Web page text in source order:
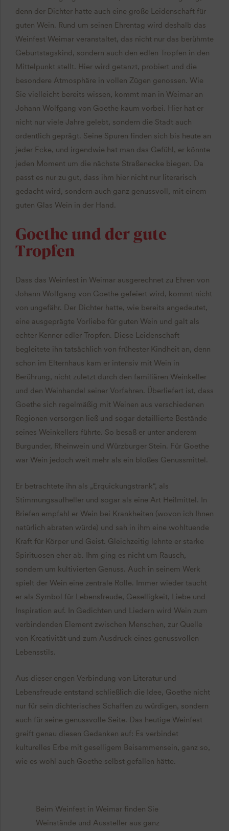
denn der Dichter hatte auch eine große Leidenschaft für
guten Wein. Rund um seinen Ehrentag wird deshalb das
Weinfest Weimar veranstaltet, das nicht nur das berühmte
Geburtstagskind, sondern auch den edlen Tropfen in den
Mittelpunkt stellt. Hier wird getanzt, probiert und die
besondere Atmosphäre in vollen Zügen genossen. Wie
Sie vielleicht bereits wissen, kommt man in Weimar an
Johann Wolfgang von Goethe kaum vorbei. Hier hat er
nicht nur viele Jahre gelebt, sondern die Stadt auch
ordentlich geprägt. Seine Spuren finden sich bis heute an
jeder Ecke, und irgendwie hat man das Gefühl, er könnte
jeden Moment um die nächste Straßenecke biegen. Da
passt es nur zu gut, dass ihm hier nicht nur literarisch
gedacht wird, sondern auch ganz genussvoll, mit einem
guten Glas Wein in der Hand.
Goethe und der gute
Tropfen
Dass das Weinfest in Weimar ausgerechnet zu Ehren von
Johann Wolfgang von Goethe gefeiert wird, kommt nicht
von ungefähr. Der Dichter hatte, wie bereits angedeutet,
eine ausgeprägte Vorliebe für guten Wein und galt als
echter Kenner edler Tropfen. Diese Leidenschaft
begleitete ihn tatsächlich von frühester Kindheit an, denn
schon im Elternhaus kam er intensiv mit Wein in
Berührung, nicht zuletzt durch den familiären Weinkeller
und den Weinhandel seiner Vorfahren. Überliefert ist, dass
Goethe sich regelmäßig mit Weinen aus verschiedenen
Regionen versorgen ließ und sogar detaillierte Bestände
seines Weinkellers führte. So besaß er unter anderem
Burgunder, Rheinwein und Würzburger Stein. Für Goethe
war Wein jedoch weit mehr als ein bloßes Genussmittel.
Er betrachtete ihn als „Erquickungstrank“, als
Stimmungsaufheller und sogar als eine Art Heilmittel. In
Briefen empfahl er Wein bei Krankheiten (wovon ich Ihnen
natürlich abraten würde) und sah in ihm eine wohltuende
Kraft für Körper und Geist. Gleichzeitig lehnte er starke
Spirituosen eher ab. Ihm ging es nicht um Rausch,
sondern um kultivierten Genuss. Auch in seinem Werk
spielt der Wein eine zentrale Rolle. Immer wieder taucht
er als Symbol für Lebensfreude, Geselligkeit, Liebe und
Inspiration auf. In Gedichten und Liedern wird Wein zum
verbindenden Element zwischen Menschen, zur Quelle
von Kreativität und zum Ausdruck eines genussvollen
Lebensstils.
Aus dieser engen Verbindung von Literatur und
Lebensfreude entstand schließlich die Idee, Goethe nicht
nur für sein dichterisches Schaffen zu würdigen, sondern
auch für seine genussvolle Seite. Das heutige Weinfest
greift genau diesen Gedanken auf: Es verbindet
kulturelles Erbe mit geselligem Beisammensein, ganz so,
wie es wohl auch Goethe selbst gefallen hätte.
Beim Weinfest in Weimar finden Sie
Weinstände und Aussteller aus ganz